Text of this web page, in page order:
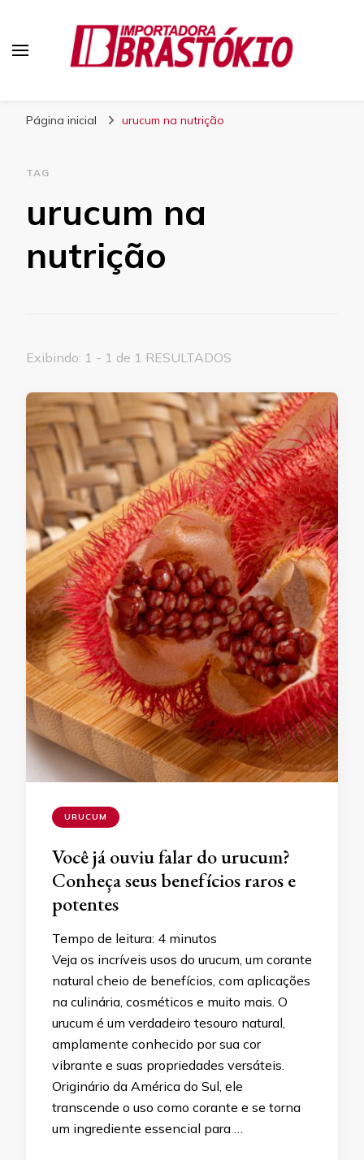
Página inicial urucum na nutrição
TAG
urucum na
nutrição
Exibindo: 1 - 1 de 1 RESULTADOS
URUCUM
Você já ouviu falar do urucum?
Conheça seus benefícios raros e
potentes
Tempo de leitura: 4 minutos
Veja os incríveis usos do urucum, um corante
natural cheio de benefícios, com aplicações
na culinária, cosméticos e muito mais. O
urucum é um verdadeiro tesouro natural,
amplamente conhecido por sua cor
vibrante e suas propriedades versáteis.
Originário da América do Sul, ele
transcende o uso como corante e se torna
um ingrediente essencial para …